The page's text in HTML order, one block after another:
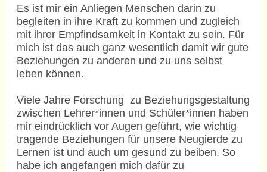
Es ist mir ein Anliegen Menschen darin zu
begleiten in ihre Kraft zu kommen und zugleich
mit ihrer Empfindsamkeit in Kontakt zu sein. Für
mich ist das auch ganz wesentlich damit wir gute
Beziehungen zu anderen und zu uns selbst
leben können.
Viele Jahre Forschung zu Beziehungsgestaltung
zwischen Lehrer*innen und Schüler*innen haben
mir eindrücklich vor Augen geführt, wie wichtig
tragende Beziehungen für unsere Neugierde zu
Lernen ist und auch um gesund zu beiben. So
habe ich angefangen mich dafür zu